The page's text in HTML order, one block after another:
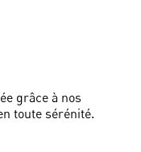
grâce à nos
toute sérénité.